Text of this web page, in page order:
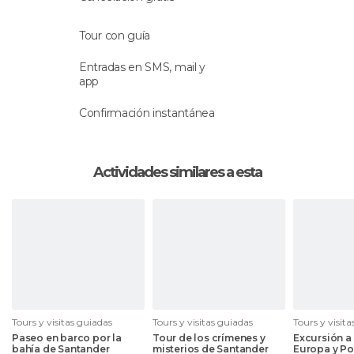
excursión por Santoña, para volver a Santander a
las 17.00.
Tour con guía
Entradas en SMS, mail y
app
Confirmación instantánea
Actividades similares a esta
Tours y visitas guiadas
Paseo en barco por la
bahía de Santander
Tours y visitas guiadas
Tour de los crímenes y
misterios de Santander
Tours y
Excursión
Europa y